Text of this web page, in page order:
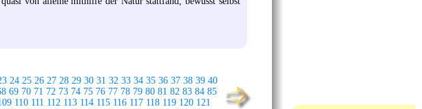
24 25 26 27 28 29 30 31 32 33 34 35 36 37 38 39 40
69 70 71 72 73 74 75 76 77 78 79 80 81 82 83 84 85
110 111 112 113 114 115 116 117 118 119 120 121